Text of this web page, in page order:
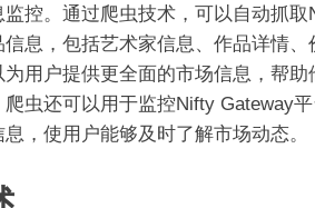
监控。通过爬虫技术，可以自动抓
信息，包括艺术家信息、作品详情
为用户提供更全面的市场信息，帮
爬虫还可以用于监控Nifty Gateway
，使用户能够及时了解市场动态。